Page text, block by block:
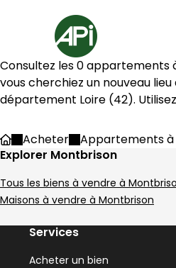
Accueil
Consultez les 0 appartements
vous cherchiez un nouveau
département Loire (42).
AccueilAcheter Appartements
Explorer Montbrison
Tous les biens à vendre à
Maisons à vendre à Montbrison
Services
Acheter un bien